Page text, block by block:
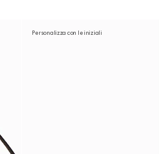
Personalizza con le iniziali